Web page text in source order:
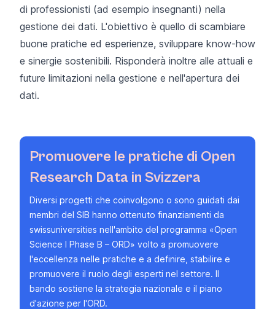
Promuovere le pratiche di Open
Research Data in Svizzera
Diversi progetti che coinvolgono o sono guidati dai
membri del SIB hanno ottenuto finanziamenti da
swissuniversities nell'ambito del programma «Open
Science I Phase B – ORD» volto a promuovere
l'eccellenza nelle pratiche e a definire, stabilire e
promuovere il ruolo degli esperti nel settore. Il
bando sostiene la strategia nazionale e il piano
d'azione per l'ORD.
di professionisti (ad esempio insegnanti) nella
gestione dei dati. L'obiettivo è quello di scambiare
buone pratiche ed esperienze, sviluppare know-how
e sinergie sostenibili. Risponderà inoltre alle attuali e
future limitazioni nella gestione e nell'apertura dei
dati.